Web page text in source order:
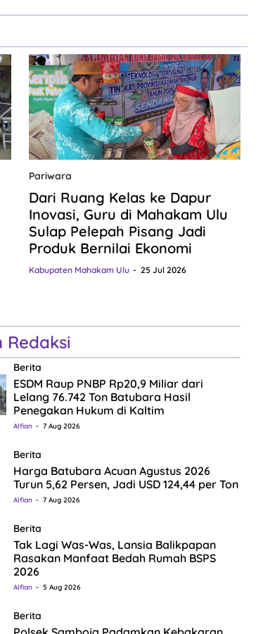
Pariwara
Dari Ruang Kelas ke Dapur
Inovasi, Guru di Mahakam Ulu
Sulap Pelepah Pisang Jadi
Produk Bernilai Ekonomi
Kabupaten Mahakam Ulu 25 Jul 2026
Redaksi
Berita
ESDM Raup PNBP Rp20,9 Miliar dari
Lelang 76.742 Ton Batubara Hasil
Penegakan Hukum di Kaltim
Alfian 7 Aug 2026
Berita
Harga Batubara Acuan Agustus 2026
Turun 5,62 Persen, Jadi USD 124,44 per Ton
Alfian 7 Aug 2026
Berita
Tak Lagi Was-Was, Lansia Balikpapan
Rasakan Manfaat Bedah Rumah BSPS
2026
Alfian 5 Aug 2026
Berita